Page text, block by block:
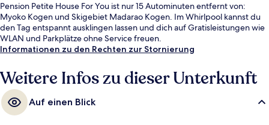
Pension Petite House For You ist nur 15 Autominuten entfernt von:
Myoko Kogen und Skigebiet Madarao Kogen. Im Whirlpool kannst du
den Tag entspannt ausklingen lassen und dich auf Gratisleistungen wie
WLAN und Parkplätze ohne Service freuen.
Informationen zu den Rechten zur Stornierung
Weitere Infos zu dieser Unterkunft
Auf einen Blick